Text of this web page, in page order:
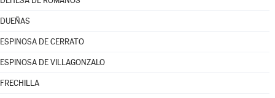
DUEÑAS
ESPINOSA DE CERRATO
ESPINOSA DE VILLAGONZALO
FRECHILLA